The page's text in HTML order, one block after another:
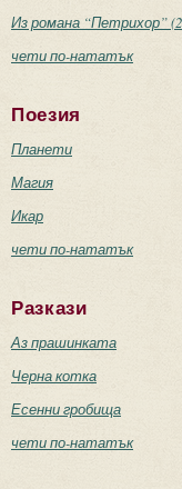
Из романа “Петрихор”
чети по-нататък
Поезия
Планети
Магия
Икар
чети по-нататък
Разкази
Аз прашинката
Черна котка
Есенни гробища
чети по-нататък